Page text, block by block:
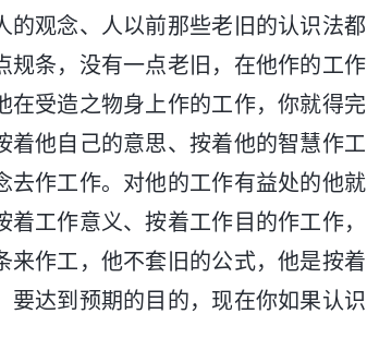
的观念、人以前那些老旧的认识法都
规条，没有一点老旧，在他作的工作
受造之物身上作的工作，你就得完
他自己的意思、按着他的智慧作工
去作工作。对他的工作有益处的他就
工作意义、按着工作目的作工作，
来作工，他不套旧的公式，他是按着
达到预期的目的，现在你如果认识